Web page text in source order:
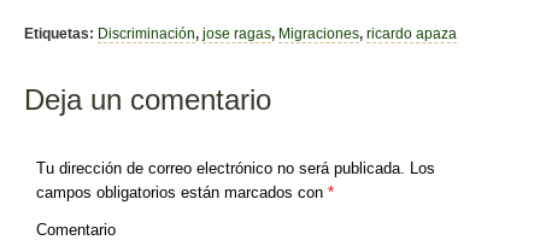
b
o
k
ar
Etiquetas: Discriminación, jose ragas, Migraciones, ricardo apaza
Deja un comentario
Tu dirección de correo electrónico no será publicada.
Los
campos obligatorios están marcados con *
Comentario